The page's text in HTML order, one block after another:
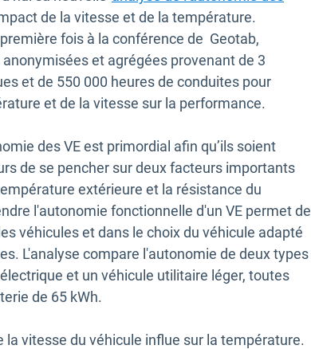
de la vitesse et de la température.
fois à la conférence de Geotab,
et agrégées provenant de 3
et de 550 000 heures de conduites pour
et de la vitesse sur la performance.
des VE est primordial afin qu’ils soient
de se pencher sur deux facteurs importants
extérieure et la résistance du
l'autonomie fonctionnelle d'un VE permet de
véhicules et dans le choix du véhicule adapté
L'analyse compare l'autonomie de deux types
et un véhicule utilitaire léger, toutes
de 65 kWh.
vitesse du véhicule influe sur la température.